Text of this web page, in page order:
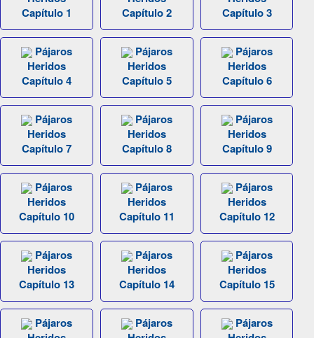
Capítulo 1
Capítulo 2
Capítulo 3
Pájaros
Heridos
Capítulo 4
Pájaros
Heridos
Capítulo 5
Pájaros
Heridos
Capítulo 6
Pájaros
Heridos
Capítulo 7
Pájaros
Heridos
Capítulo 8
Pájaros
Heridos
Capítulo 9
Pájaros
Heridos
Capítulo 10
Pájaros
Heridos
Capítulo 11
Pájaros
Heridos
Capítulo 12
Pájaros
Heridos
Capítulo 13
Pájaros
Heridos
Capítulo 14
Pájaros
Heridos
Capítulo 15
Pájaros
Pájaros
Pájaros